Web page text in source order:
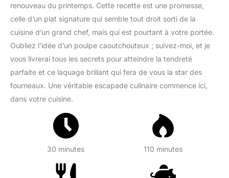
renouveau du printemps. Cette recette est une promesse,
celle d’un plat signature qui semble tout droit sorti de la
cuisine d’un grand chef, mais qui est pourtant à votre portée.
Oubliez l’idée d’un poulpe caoutchouteux ; suivez-moi, et je
vous livrerai tous les secrets pour atteindre la tendreté
parfaite et ce laquage brillant qui fera de vous la star des
fourneaux. Une véritable escapade culinaire commence ici,
dans votre cuisine.
30 minutes 110 minutes